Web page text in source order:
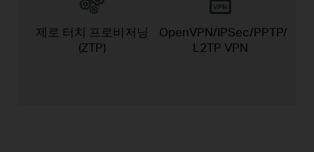
제로 터치 프로비저닝
(ZTP)
OpenVPN/IPSec/PPTP/
L2TP VPN